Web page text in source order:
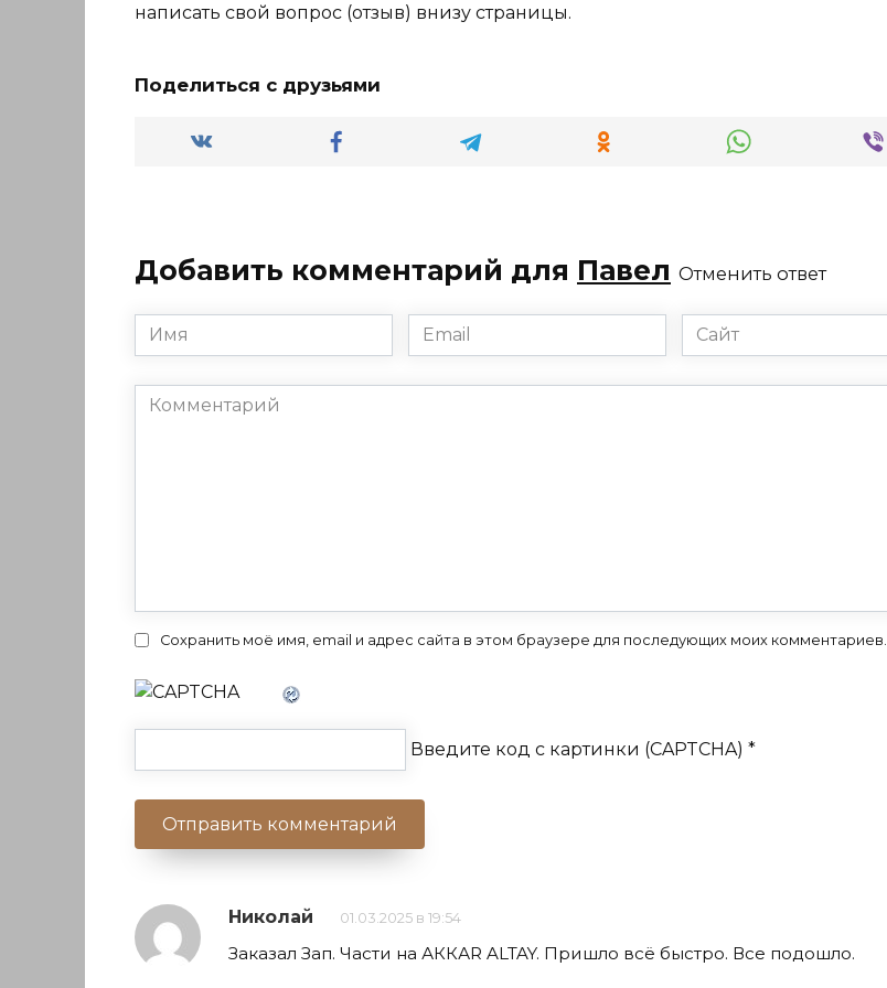
написать свой вопрос (отзыв) внизу страницы.
Поделиться с друзьями
Добавить комментарий для Павел Отменить ответ
Имя
*
Email
*
Сайт
Комментарий
Сохранить моё имя, email и адрес сайта в этом браузере для последующих моих комментариев.
Введите код с картинки (CAPTCHA) *
Николай 01.03.2025 в 19:54
Заказал Зап. Части на АККАR ALTAY. Пришло всё быстро. Все подошло.